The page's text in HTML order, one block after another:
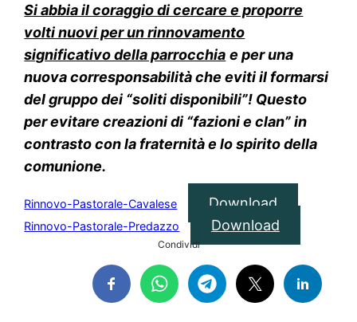
Si abbia il coraggio di cercare e proporre
volti nuovi per un rinnovamento
significativo della parrocchia e per una
nuova corresponsabilità che eviti il formarsi
del gruppo dei “soliti disponibili”! Questo
per evitare creazioni di “fazioni e clan” in
contrasto con la fraternità e lo spirito della
comunione.
Rinnovo-Pastorale-Cavalese Download
Rinnovo-Pastorale-Predazzo Download
Condividi